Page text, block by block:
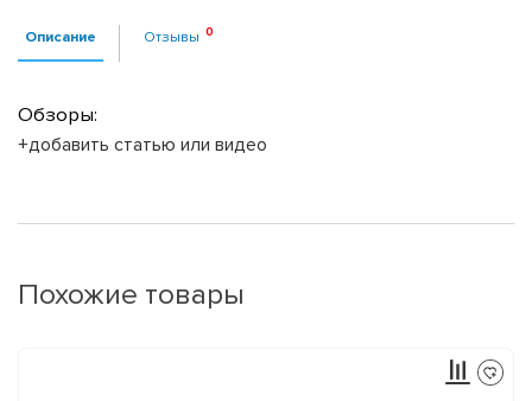
Описание Отзывы
Обзоры:
+добавить статью или видео
Похожие товары